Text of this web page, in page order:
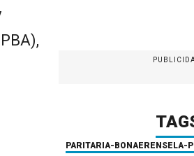
PARITARIA-BONAERENSELA-